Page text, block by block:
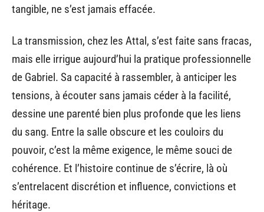
tangible, ne s’est jamais effacée.
La transmission, chez les Attal, s’est faite sans fracas,
mais elle irrigue aujourd’hui la pratique professionnelle
de Gabriel. Sa capacité à rassembler, à anticiper les
tensions, à écouter sans jamais céder à la facilité,
dessine une parenté bien plus profonde que les liens
du sang. Entre la salle obscure et les couloirs du
pouvoir, c’est la même exigence, le même souci de
cohérence. Et l’histoire continue de s’écrire, là où
s’entrelacent discrétion et influence, convictions et
héritage.